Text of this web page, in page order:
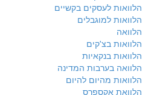
הלוואות לעסקים בקשיים
הלוואות למוגבלים
הלוואה
הלוואות בצ'קים
הלוואות בנקאיות
הלוואה בערבות המדינה
הלוואות מהיום להיום
הלוואת אקספרס